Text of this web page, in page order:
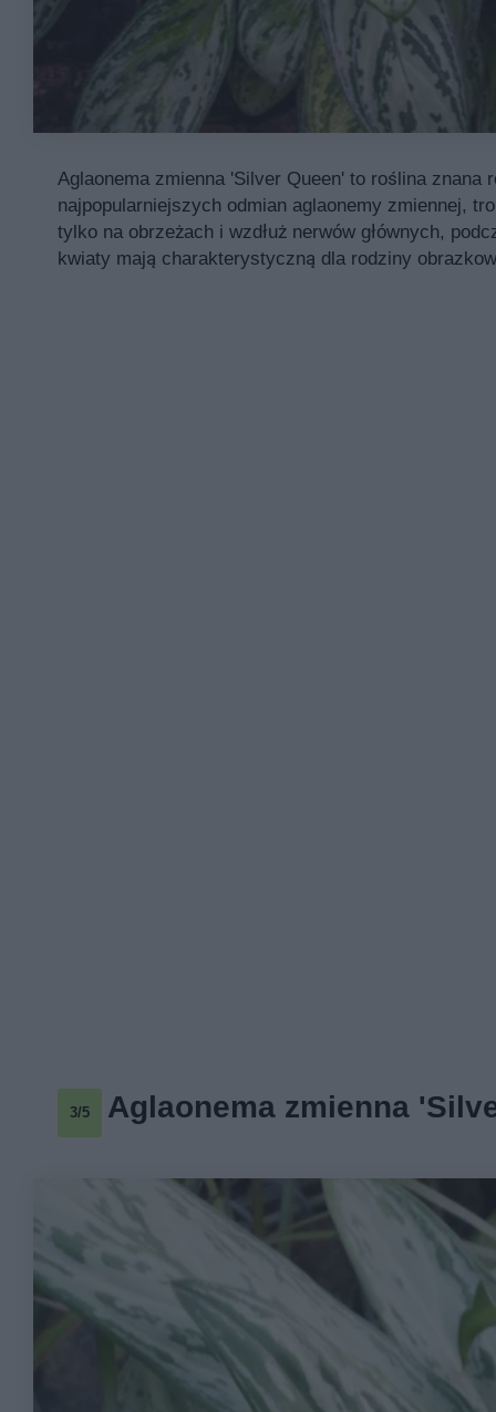
Aglaonema zmienna 'Silver Queen' to roślina znana
najpopularniejszych odmian aglaonemy zmiennej,
tylko na obrzeżach i wzdłuż nerwów głównych,
kwiaty mają charakterystyczną dla rodziny
3/5 Aglaonema zmienna